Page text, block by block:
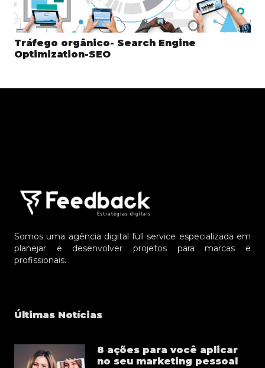
Tráfego orgânico- Search Engine
Optimization-SEO
Somos uma agência digital full service especializada em
planejar e desenvolver projetos para marcas e
profissionais.
Últimas Notícias
8 ações para você aplicar
no seu marketing pessoal